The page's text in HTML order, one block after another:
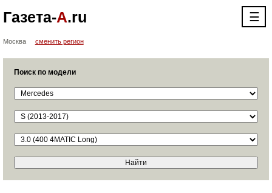
Газета-А.ru ☰
Москва сменить регион
Поиск по модели